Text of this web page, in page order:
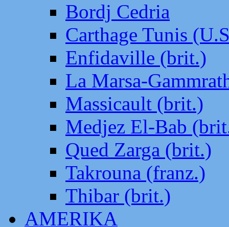
Bordj Cedria
Carthage Tunis
Enfidaville (brit.)
La Marsa-
Massicault (brit.)
Medjez El-Bab
Qued Zarga (brit.)
Takrouna (franz.)
Thibar (brit.)
AMERIKA